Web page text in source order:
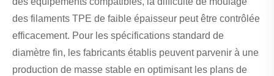
des filaments TPE de faible épaisseur peut être contrôlée
efficacement. Pour les spécifications standard de
diamètre fin, les fabricants établis peuvent parvenir à une
production de masse stable en optimisant les plans de